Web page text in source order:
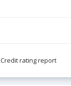
Credit rating report